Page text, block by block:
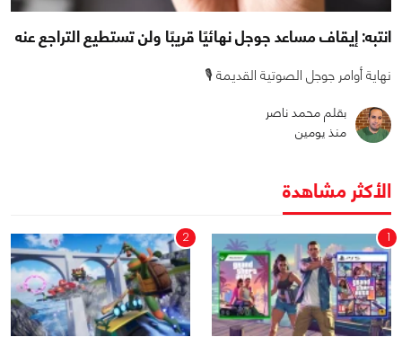
انتبه: إيقاف مساعد جوجل نهائيًا قريبًا ولن تستطيع التراجع عنه
نهاية أوامر جوجل الصوتية القديمة 🎙️
بقلم محمد ناصر
منذ يومين
الأكثر مشاهدة
1
2